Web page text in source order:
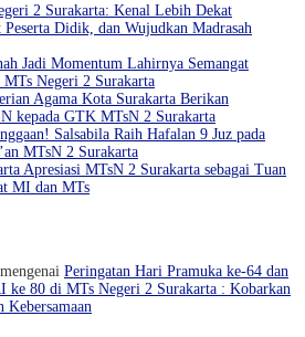
2 Surakarta: Kenal Lebih Dekat
Peserta Didik, dan Wujudkan Madrasah
Jadi Momentum Lahirnya Semangat
Negeri 2 Surakarta
Agama Kota Surakarta Berikan
kepada GTK MTsN 2 Surakarta
Salsabila Raih Hafalan 9 Juz pada
MTsN 2 Surakarta
Apresiasi MTsN 2 Surakarta sebagai Tuan
MI dan MTs
mengenai Peringatan Hari Pramuka ke-64 dan
ke 80 di MTs Negeri 2 Surakarta : Kobarkan
Kebersamaan